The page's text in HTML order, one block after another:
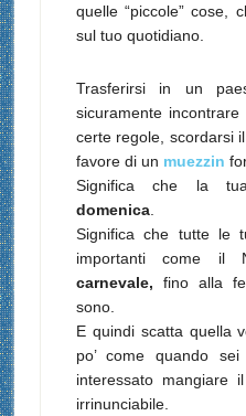
quelle “piccole” cose,
sul tuo quotidiano.
Trasferirsi in un
sicuramente
certe regole, scordarsi
favore di un muezzin
Significa che la
domenica.
Significa che tutte le
importanti come il
carnevale,
fino alla
sono.
E quindi scatta quella
po’ come quando
interessato mangiare
irrinunciabile.